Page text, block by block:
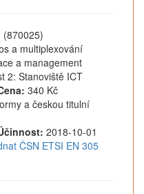
(870025)
a multiplexování
a management
2: Stanoviště ICT
340 Kč
a českou titulní
2018-10-01
ČSN ETSI EN 305